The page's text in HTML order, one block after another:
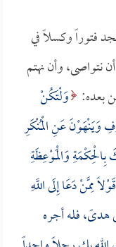
فتوراً وكسلاً في
نتواصى، وأن نهتم
بعده: وَلْتَكُنْ
وَيَنْهَوْنَ عَنِ الْمُنْكَرِ
وَالْمَوْعِظَةِ
مِمَّنْ دَعَا إِلَى اللَّهِ
هدىً، فله أجره